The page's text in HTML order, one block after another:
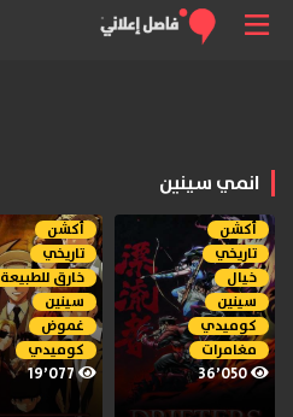
انمي سينين
أكشن
تاريخي
خيال
سينين
كوميدي
مغامرات
36٬050
أكشن
تاريخي
خارق للطبيعة
سينين
غموض
كوميدي
19٬077